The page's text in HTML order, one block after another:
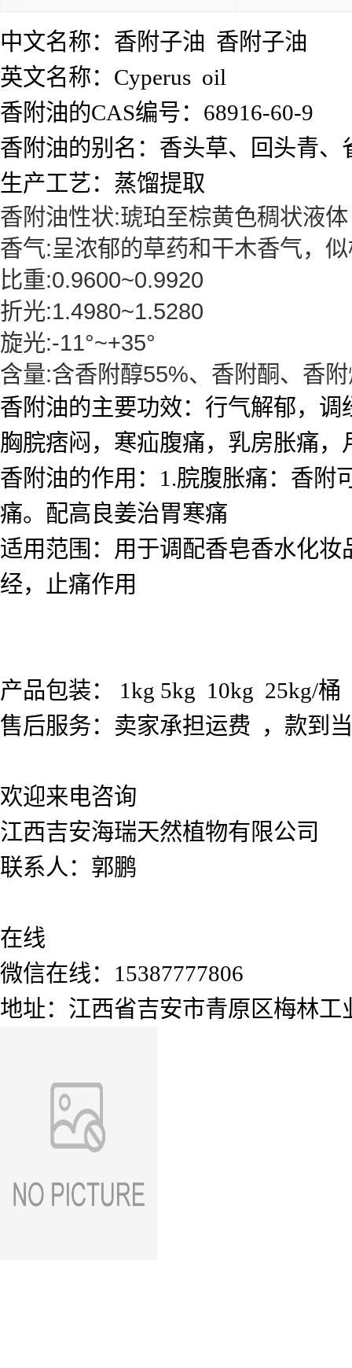
中文名称：香附子油 香附子油
英文名称：Cyperus oil
香附油的CAS编号：68916-60-9
香附油的别名：香头草、回头青、
生产工艺：蒸馏提取
香附油性状:琥珀至棕黄色稠状液体
香气:呈浓郁的草药和干木香气，
比重:0.9600~0.9920
折光:1.4980~1.5280
旋光:-11°~+35°
含量:含香附醇55%、香附酮、香
香附油的主要功效：行气解郁，
胸脘痞闷，寒疝腹痛，乳房胀痛
香附油的作用：1.脘腹胀痛：香附
痛。配高良姜治胃寒痛
适用范围：用于调配香皂香水化
经，止痛作用
产品包装： 1kg 5kg 10kg 25kg/桶
售后服务：卖家承担运费 ，款到
欢迎来电咨询
江西吉安海瑞天然植物有限公司
联系人：郭鹏
在线
微信在线：15387777806
地址：江西省吉安市青原区梅林